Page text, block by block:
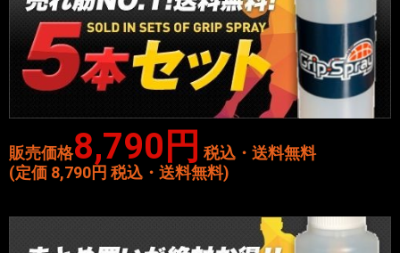
販売価格8,790円 税込・送料無料
(定価 8,790円 税込・送料無料)